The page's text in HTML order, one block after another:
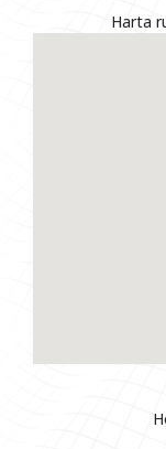
Harta